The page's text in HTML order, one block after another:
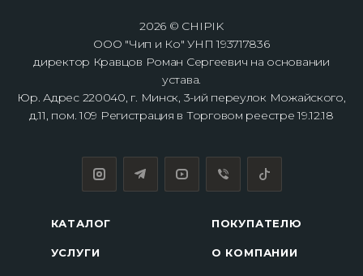
2026 © CHIPIK
ООО "Чип и Ко" УНП 193717836
директор Кравцов Роман Сергеевич на основании
устава.
Юр. Адрес 220040, г. Минск, 3-ий переулок Можайского,
д.11, пом. 109 Регистрация в Торговом реестре 19.12.18
КАТАЛОГ
УСЛУГИ
ПОКУПАТЕЛЮ
О КОМПАНИИ